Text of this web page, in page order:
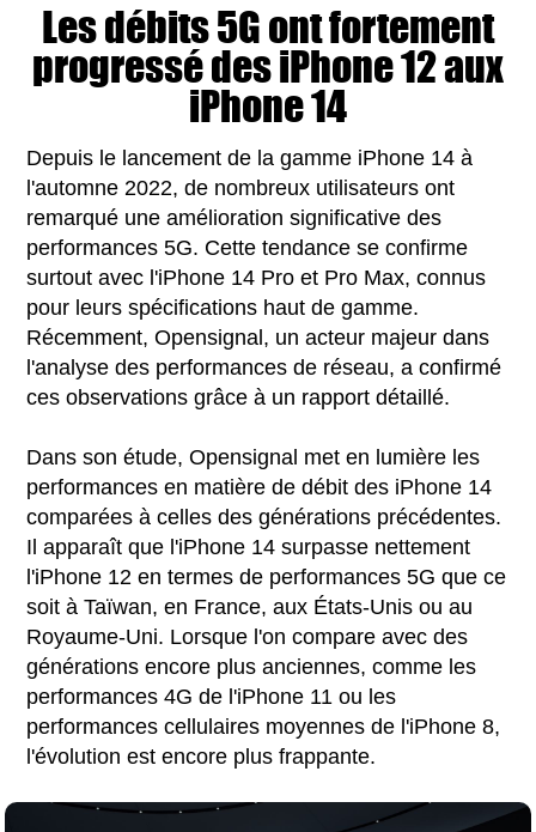
Les débits 5G ont fortement
progressé des iPhone 12 aux
iPhone 14
Depuis le lancement de la gamme iPhone 14 à
l'automne 2022, de nombreux utilisateurs ont
remarqué une amélioration significative des
performances 5G. Cette tendance se confirme
surtout avec l'iPhone 14 Pro et Pro Max, connus
pour leurs spécifications haut de gamme.
Récemment, Opensignal, un acteur majeur dans
l'analyse des performances de réseau, a confirmé
ces observations grâce à un rapport détaillé.
Dans son étude, Opensignal met en lumière les
performances en matière de débit des iPhone 14
comparées à celles des générations précédentes.
Il apparaît que l'iPhone 14 surpasse nettement
l'iPhone 12 en termes de performances 5G que ce
soit à Taïwan, en France, aux États-Unis ou au
Royaume-Uni. Lorsque l'on compare avec des
générations encore plus anciennes, comme les
performances 4G de l'iPhone 11 ou les
performances cellulaires moyennes de l'iPhone 8,
l'évolution est encore plus frappante.